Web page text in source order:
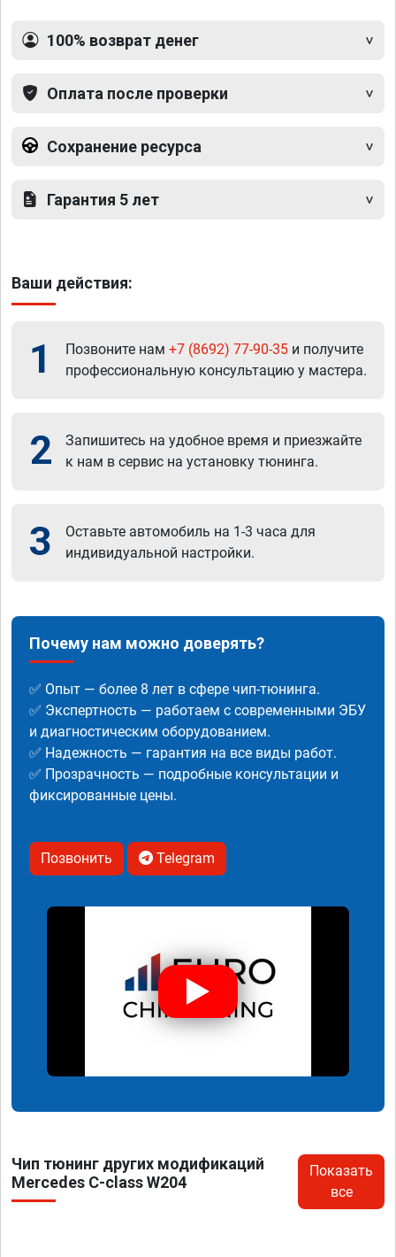
100% возврат денег
Оплата после проверки
Сохранение ресурса
Гарантия 5 лет
Ваши действия:
1 Позвоните нам +7 (8692) 77-90-35 и получите
профессиональную консультацию у мастера.
2
Запишитесь на удобное время и приезжайте
к нам в сервис на установку тюнинга.
3
Оставьте автомобиль на 1-3 часа для
индивидуальной настройки.
Почему нам можно доверять?
✅ Опыт — более 8 лет в сфере чип-тюнинга.
✅ Экспертность — работаем с современными ЭБУ
и диагностическим оборудованием.
✅ Надежность — гарантия на все виды работ.
✅ Прозрачность — подробные консультации и
фиксированные цены.
Позвонить Telegram
Чип тюнинг других модификаций
Mercedes C-class W204
Показать
все